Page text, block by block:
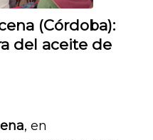
(Córdoba):
del aceite de
, en